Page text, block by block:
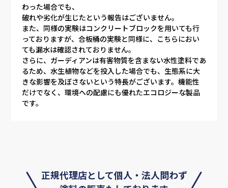
わった場合でも、
破れや劣化が生じたという報告はございません。
また、同様の実験はコンクリートブロックを用いても行
っておりますが、合板桶の実験と同様に、こちらにおい
ても漏水は確認されておりません。
さらに、ガーディアンは有害物質を含まない水性塗料であ
るため、水生植物などを投入した場合でも、生態系に大
きな影響を及ぼさないという特長がございます。機能性
だけでなく、 環境への配慮にも優れたエコロジーな製品
です。
正規代理店として個人・法人問わず